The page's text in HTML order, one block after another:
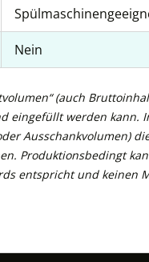
Nein
(auch
eingefüllt werden kann.
Ausschankvolumen)
Produktionsbedingt
entspricht und keinen